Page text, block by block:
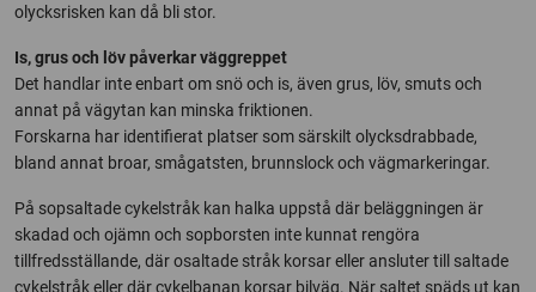
olycksrisken kan då bli stor.
Is, grus och löv påverkar väggreppet
Det handlar inte enbart om snö och is, även grus, löv, smuts och
annat på vägytan kan minska friktionen.
Forskarna har identifierat platser som särskilt olycksdrabbade,
bland annat broar, smågatsten, brunnslock och vägmarkeringar.
På sopsaltade cykelstråk kan halka uppstå där beläggningen är
skadad och ojämn och sopborsten inte kunnat rengöra
tillfredsställande, där osaltade stråk korsar eller ansluter till saltade
cykelstråk eller där cykelbanan korsar bilväg. När saltet späds ut kan